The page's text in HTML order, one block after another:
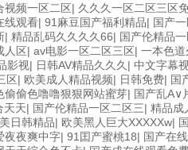
视频一区二区| 久久久一区二区三区
线观看| 91麻豆国产福利精品| 国产
| 精品乱码久久久久66| 国产伦精品
人区| av电影一区二区三区| 一本色
影视| 日韩AV精品久久久| 中文字幕
区| 欧美成人精品视频| 日韩免费| 国
偷偷色噜噜狠狠网站蜜芽| 国产乱A∨
天天| 国产伦精品一区二区三| 精品成
日韩精品| 欧美黑人巨大XXXXXw|
夜夜爽中字| 91囯产蜜桃18| 国产在